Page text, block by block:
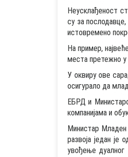
Неусклађеност
су за
истовремено
На пример,
места претежно
У оквиру ове
осигурало да
ЕБРД и
компанијама и
Министар Младен
развоја један
увођење дуалног